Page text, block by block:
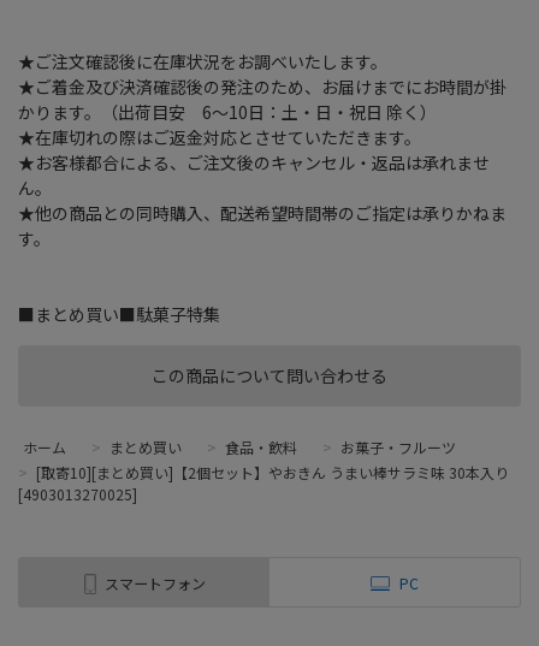
この商品について問い合わせる
★ご注文確認後に在庫状況をお調べいたします。
★ご着金及び決済確認後の発注のため、お届けまでにお時間が掛
かります。（出荷目安 6～10日：土・日・祝日 除く）
★在庫切れの際はご返金対応とさせていただきます。
★お客様都合による、ご注文後のキャンセル・返品は承れませ
ん。
★他の商品との同時購入、配送希望時間帯のご指定は承りかねま
す。
■まとめ買い■駄菓子特集
ホーム > まとめ買い > 食品・飲料 > お菓子・フルーツ
> [取寄10][まとめ買い]【2個セット】やおきん うまい棒サラミ味 30本入り
[4903013270025]
スマートフォン PC